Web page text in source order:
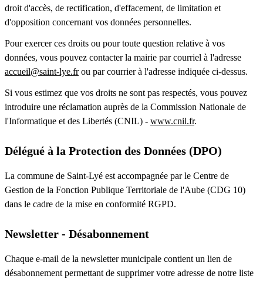
droit d'accès, de rectification, d'effacement, de limitation et
d'opposition concernant vos données personnelles.
Pour exercer ces droits ou pour toute question relative à vos
données, vous pouvez contacter la mairie par courriel à l'adresse
accueil@saint-lye.frou par courrier à l'adresse indiquée ci-dessus.
Si vous estimez que vos droits ne sont pas respectés, vous pouvez
introduire une réclamation auprès de la Commission Nationale de
l'Informatique et des Libertés (CNIL) - www.cnil.fr.
Délégué à la Protection des Données (DPO)
La commune de Saint-Lyé est accompagnée par le Centre de
Gestion de la Fonction Publique Territoriale de l'Aube (CDG 10)
dans le cadre de la mise en conformité RGPD.
Newsletter - Désabonnement
Chaque e-mail de la newsletter municipale contient un lien de
désabonnement permettant de supprimer votre adresse de notre liste